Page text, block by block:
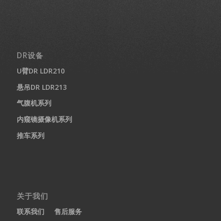
DR设备
U臂DR LDR210
悬吊DR LDR213
气腹机系列
内窥镜摄像机系列
推车系列
关于我们
联系我们 售后服务